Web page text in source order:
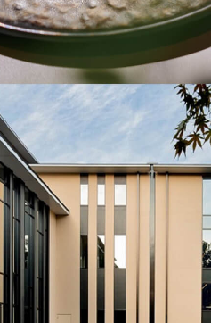
何かに縛られていた時間から
ライフスタイルを豊かに彩る『
情報をさらに充実し、より速や
「AdvancedClub」会員組織を
「AdvancedClub」会員に登録
の一覧、プレミアムな会員限定
クルーシブアイテムの紹介など
メールマガジンでお届け致しま
のタブロイドマガジンのご案
ご負担いただくことでお手元で
登録は無料です。